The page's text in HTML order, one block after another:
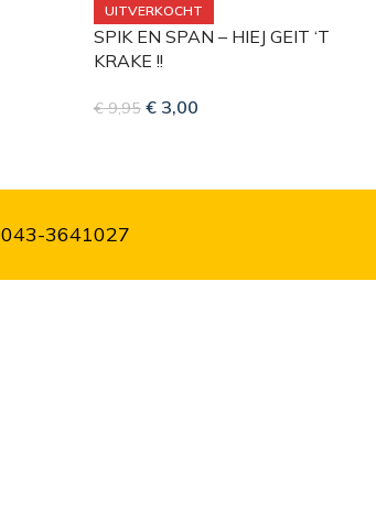
UITVERKOCHT
SPIK EN SPAN – HIEJ GEIT ‘T
KRAKE !!
€9,95 €3,00
043-3641027